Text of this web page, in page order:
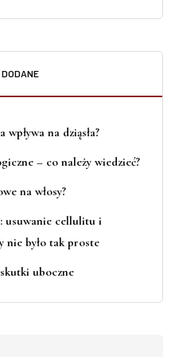
na dziąsła?
– co należy wiedzieć?
na włosy?
usuwanie cellulitu i
nie było tak proste
uboczne